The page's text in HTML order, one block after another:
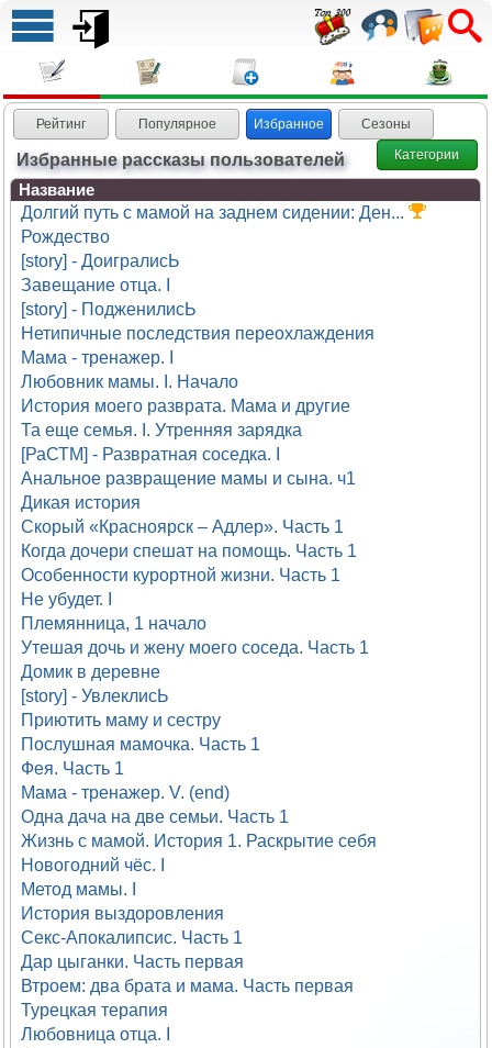
Рейтинг Популярное Избранное
Сезоны
Категории
Избранные рассказы пользователей
Название
Долгий путь с мамой на заднем сидении: Ден...
Рождество
[story] - ДоигралисЬ
Завещание отца. I
[story] - ПодженилисЬ
Нетипичные последствия переохлаждения
Мама - тренажер. I
Любовник мамы. I. Начало
История моего разврата. Мама и другие
Та еще семья. I. Утренняя зарядка
[РаСТМ] - Развратная соседка. I
Анальное развращение мамы и сына. ч1
Дикая история
Скорый «Красноярск – Адлер». Часть 1
Когда дочери спешат на помощь. Часть 1
Особенности курортной жизни. Часть 1
Не убудет. I
Племянница, 1 начало
Утешая дочь и жену моего соседа. Часть 1
Домик в деревне
[story] - УвлеклисЬ
Приютить маму и сестру
Послушная мамочка. Часть 1
Фея. Часть 1
Мама - тренажер. V. (end)
Одна дача на две семьи. Часть 1
Жизнь с мамой. История 1. Раскрытие себя
Новогодний чёс. I
Метод мамы. I
История выздоровления
Секс-Апокалипсис. Часть 1
Дар цыганки. Часть первая
Втроем: два брата и мама. Часть первая
Турецкая терапия
Любовница отца. I